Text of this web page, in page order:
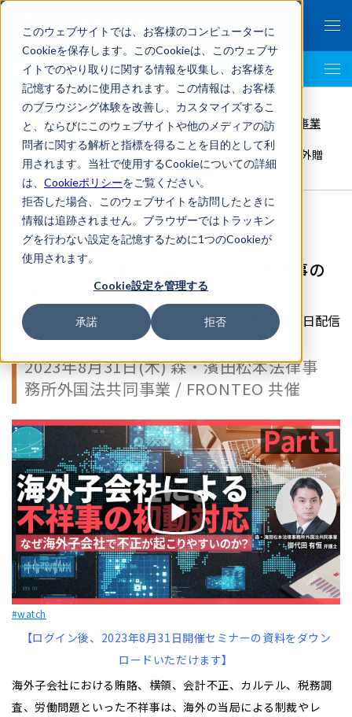
このウェブサイトでは、お客様のコンピューターに
Cookieを保存します。このCookieは、このウェブサ
イトでのやり取りに関する情報を収集し、お客様を
記憶するために使用されます。この情報は、お客様
のブラウジング体験を改善し、カスタマイズするこ
と、ならびにこのウェブサイトや他のメディアの訪
問者に関する解析と指標を得ることを目的として利
用されます。当社で使用するCookieについての詳細
は、 Cookieポリシーをご覧ください。
拒否した場合、このウェブサイトを訪問したときに
情報は追跡されません。ブラウザーではトラッキン
グを行わない設定を記憶するために1つのCookieが
使用されます。
Cookie設定を管理する
承諾 拒否
LegalTech AI Top
FRONTEO Legal Link Portal >
国際法務,危機管理, 森・濱田松本法律事務所外国法共同事業
>
【Webinar】海外子会社における不祥事の初動対応 ～海外贈
賄を中心に～ Part 1
【Webinar】海外子会社における不祥事の
初動対応 ～海外贈賄を中心に～ Part 1
2023年10月04日配信
2023年8月31日(木) 森・濱田松本法律事
務所外国法共同事業 / FRONTEO 共催
#watch
【ログイン後、2023年8月31 日開催セミナーの資料をダウン
ロードいただけます】
海外子会社における賄賂、横領、会計不正、カルテル、税務調
査、労働問題といった不祥事は、海外の当局による制裁やレ